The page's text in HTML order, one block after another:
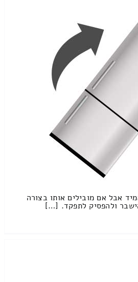
אבל אם מובילים אותו בצורה
ולהפסיק לתפקד. […]